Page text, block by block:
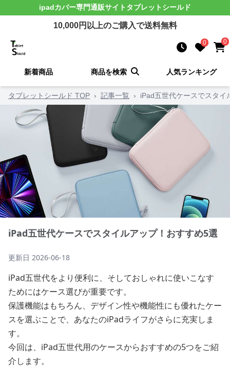
ipadカバー専門通販サイト タブレットシールド
10,000円以上のご購入で送料無料
0 0
新着商品 商品を検索 人気ランキング
タブレットシールド TOP › 記事一覧 › iPad五世代ケースでスタイ
iPad五世代ケースでスタイルアップ！おすすめ5選
更新日 2026-06-18
iPad五世代をより便利に、そしておしゃれに使いこなす
ためにはケース選びが重要です。
保護機能はもちろん、デザイン性や機能性にも優れたケー
スを選ぶことで、あなたのiPadライフがさらに充実しま
す。
今回は、iPad五世代用のケースからおすすめの5つをご紹
介します。